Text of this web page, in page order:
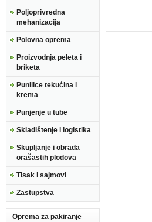
Poljoprivredna
mehanizacija
Polovna oprema
Proizvodnja peleta i
briketa
Punilice tekućina i
krema
Punjenje u tube
Skladištenje i logistika
Skupljanje i obrada
orašastih plodova
Tisak i sajmovi
Zastupstva
Oprema za pakiranje